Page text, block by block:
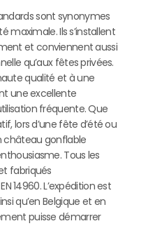
sont synonymes
maximale. Ils s’installent
et conviennent aussi
qu’aux fêtes privées.
qualité et à une
une excellente
fréquente. Que
lors d’une fête d’été ou
château gonflable
Tous les
fabriqués
14960. L’expédition est
qu’en Belgique et en
puisse démarrer